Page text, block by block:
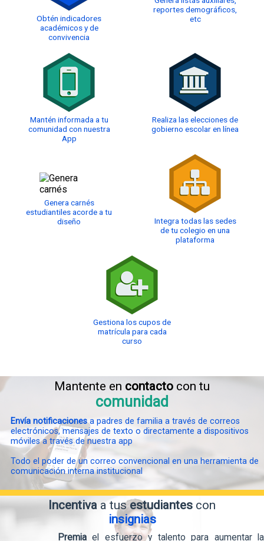
Obtén indicadores
académicos y de
convivencia
reportes demográficos,
etc
Mantén informada a tu
comunidad con nuestra
App
Realiza las elecciones de
gobierno escolar en línea
Genera carnés
estudiantiles acorde a tu
diseño
Integra todas las sedes
de tu colegio en una
plataforma
Gestiona los cupos de
matrícula para cada
curso
Mantente en contacto con tu
comunidad
Envía notificacionesa padres de familia a través de correos
electrónicos, mensajes de texto o directamente a dispositivos
móviles a través de nuestra app
Todo el poder de un correo convencional en una herramienta de
comunicación interna institucional
Incentiva a tusestudiantes con
insignias
Premia el esfuerzo y talento para aumentar la